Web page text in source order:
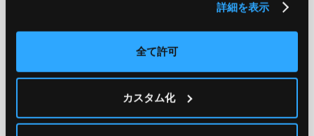
詳細を表示
全て許可
カスタム化
#AWS re:Invent 2019
#○○してみた
#自動化 #エンジニア
#エンジニア
#ダミー
タグ一覧へ